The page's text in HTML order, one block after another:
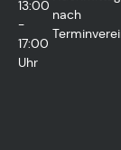
13:00
-
17:00
Uhr
nach